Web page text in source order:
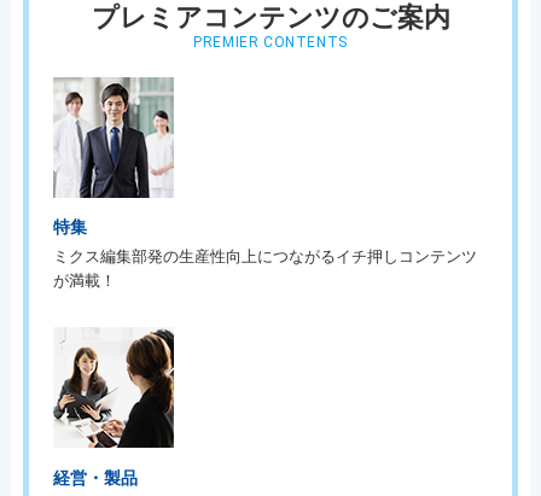
プレミアコンテンツのご案内
PREMIER CONTENTS
特集
ミクス編集部発の生産性向上につながるイチ押しコンテンツ
が満載！
経営・製品